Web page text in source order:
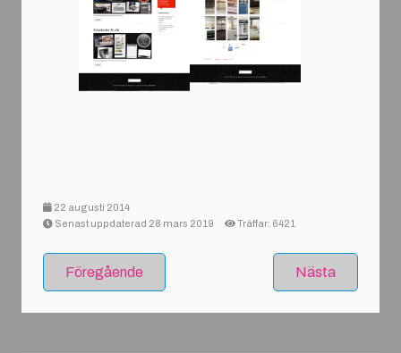
22 augusti 2014
Senast uppdaterad 28 mars 2019
Träffar: 6421
Föregående Nästa